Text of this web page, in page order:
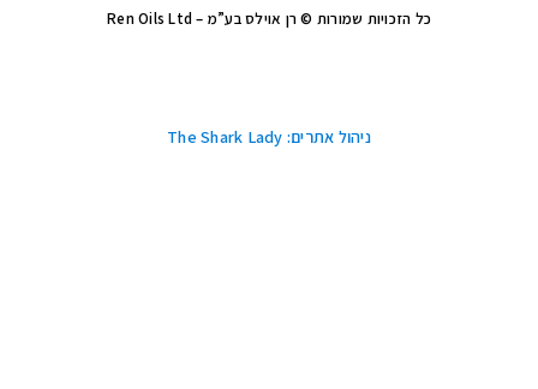
כל הזכויות שמורות © רן אוילס בע”מ – Ren Oils Ltd
ניהול אתרים: The Shark Lady